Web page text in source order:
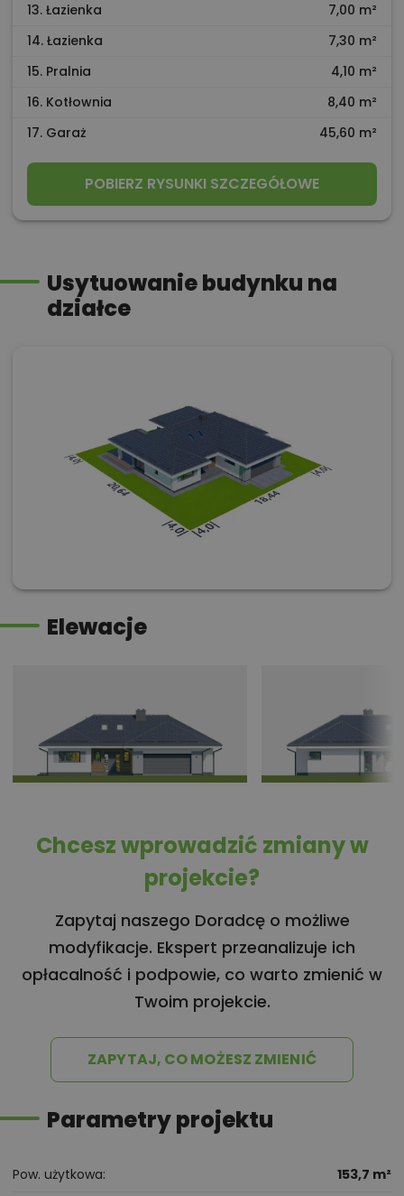
13. Łazienka
7,00 m²
14. Łazienka
7,30 m²
15. Pralnia
4,10 m²
16. Kotłownia
8,40 m²
17. Garaż
45,60 m²
POBIERZ RYSUNKI SZCZEGÓŁOWE
Usytuowanie budynku na
działce
Elewacje
Chcesz wprowadzić zmiany w
projekcie?
Zapytaj naszego Doradcę o możliwe
modyfikacje. Ekspert przeanalizuje ich
opłacalność i podpowie, co warto zmienić w
Twoim projekcie.
ZAPYTAJ, CO MOŻESZ ZMIENIĆ
Parametry projektu
Pow. użytkowa 153,7 m²